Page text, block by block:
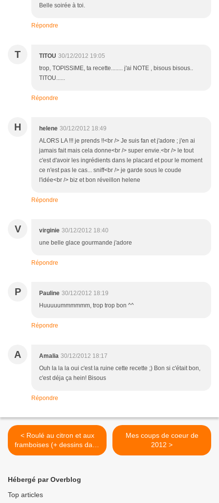
Belle soirée à toi.
Répondre
T TITOU 30/12/2012 19:05
trop, TOPISSIME, ta recette........ j'ai NOTE , bisous bisous..
TITOU......
Répondre
H helene 30/12/2012 18:49
ALORS LA !!! je prends !!<br /> Je suis fan et j'adore ; j'en ai
jamais fait mais cela donne<br /> super envie.<br /> le tout
c'est d'avoir les ingrédients dans le placard et pour le moment
ce n'est pas le cas... sniff<br /> je garde sous le coude
l'idée<br /> biz et bon réveillon helene
Répondre
V virginie 30/12/2012 18:40
une belle glace gourmande j'adore
Répondre
P Pauline 30/12/2012 18:19
Huuuuummmmmm, trop trop bon ^^
Répondre
A Amalia 30/12/2012 18:17
Ouh la la la oui c'est la ruine cette recette ;) Bon si c'était bon,
c'est déja ça hein! Bisous
Répondre
< Roulé au citron et aux
framboises (+ dessins dans
la pâte)
Mes coups de coeur de
2012 >
Hébergé par Overblog
Top articles